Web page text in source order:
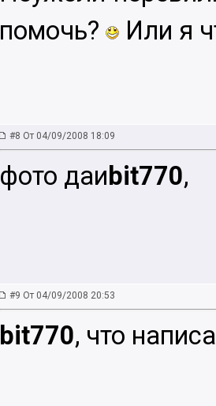
помочь?
Или я
#8 От 04/09/2008 18:09
фото даи bit770,
#9 От 04/09/2008 20:53
bit770, что